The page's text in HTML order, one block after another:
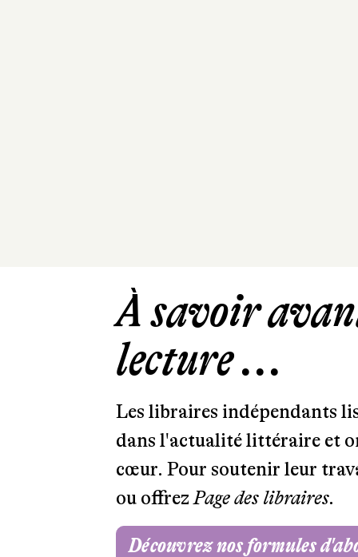
À savoir
lecture ...
Les libraires indépendants
dans l'actualité littéraire et
cœur. Pour soutenir leur
ou offrezPage des libraires.
Découvrez nos formules